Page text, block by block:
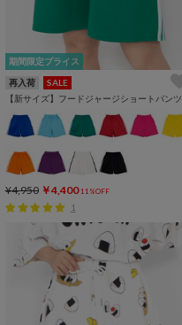
期間限定プライス
再入荷
SALE
【新サイズ】フードジャージショートパンツ
¥4,950 ￥4,400 11%OFF
1